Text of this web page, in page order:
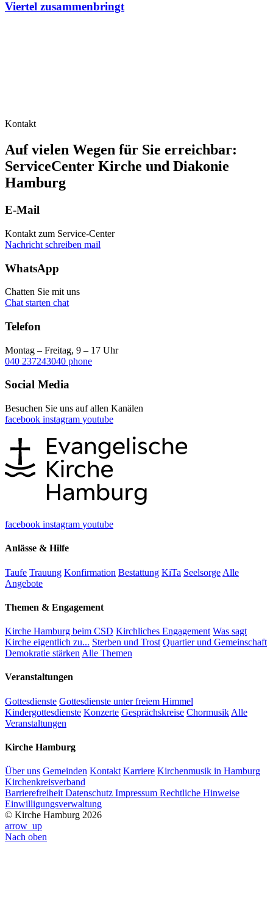
Viertel zusammenbringt
Kontakt
Auf vielen Wegen für Sie erreichbar:
ServiceCenter Kirche und Diakonie
Hamburg
E-Mail
Kontakt zum Service-Center
Nachricht schreiben mail
WhatsApp
Chatten Sie mit uns
Chat starten chat
Telefon
Montag – Freitag, 9 – 17 Uhr
040 237243040 phone
Social Media
Besuchen Sie uns auf allen Kanälen
facebook instagram youtube
facebook instagram youtube
Anlässe & Hilfe
Taufe Trauung Konfirmation Bestattung KiTa Seelsorge Alle
Angebote
Themen & Engagement
Kirche Hamburg beim CSD Kirchliches Engagement Was sagt
Kirche eigentlich zu... Sterben und Trost Quartier und Gemeinschaft
Demokratie stärken Alle Themen
Veranstaltungen
Gottesdienste Gottesdienste unter freiem Himmel
Kindergottesdienste Konzerte Gesprächskreise Chormusik Alle
Veranstaltungen
Kirche Hamburg
Über uns Gemeinden Kontakt Karriere Kirchenmusik in Hamburg
Kirchenkreisverband
Barrierefreiheit Datenschutz Impressum Rechtliche Hinweise
Einwilligungsverwaltung
© Kirche Hamburg 2026
arrow_up
Nach oben